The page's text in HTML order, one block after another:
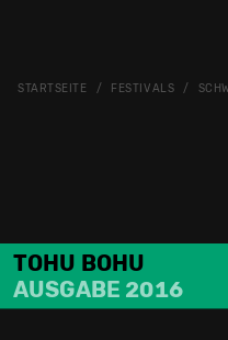
STARTSEITE FESTIVALS
TOHU BOHU
AUSGABE 2016